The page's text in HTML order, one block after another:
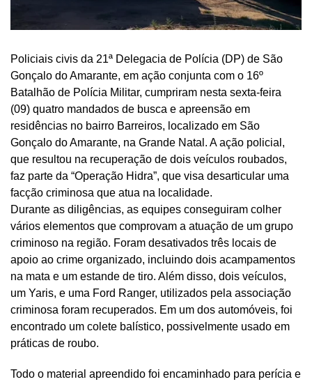
Policiais civis da 21ª Delegacia de Polícia (DP) de São
Gonçalo do Amarante, em ação conjunta com o 16º
Batalhão de Polícia Militar, cumpriram nesta sexta-feira
(09) quatro mandados de busca e apreensão em
residências no bairro Barreiros, localizado em São
Gonçalo do Amarante, na Grande Natal. A ação policial,
que resultou na recuperação de dois veículos roubados,
faz parte da “Operação Hidra”, que visa desarticular uma
facção criminosa que atua na localidade.
Durante as diligências, as equipes conseguiram colher
vários elementos que comprovam a atuação de um grupo
criminoso na região. Foram desativados três locais de
apoio ao crime organizado, incluindo dois acampamentos
na mata e um estande de tiro. Além disso, dois veículos,
um Yaris, e uma Ford Ranger, utilizados pela associação
criminosa foram recuperados. Em um dos automóveis, foi
encontrado um colete balístico, possivelmente usado em
práticas de roubo.
Todo o material apreendido foi encaminhado para perícia e